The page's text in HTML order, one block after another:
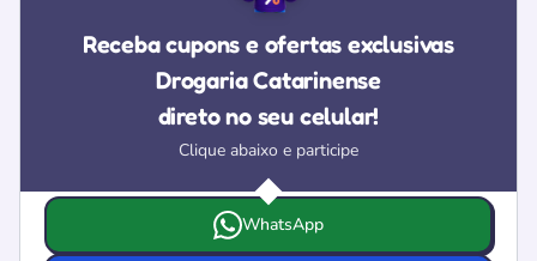
Receba cupons e ofertas exclusivas
Drogaria Catarinense
direto no seu celular!
Clique abaixo e participe
Escolha onde deseja receber as ofertas e cupons da
WhatsApp